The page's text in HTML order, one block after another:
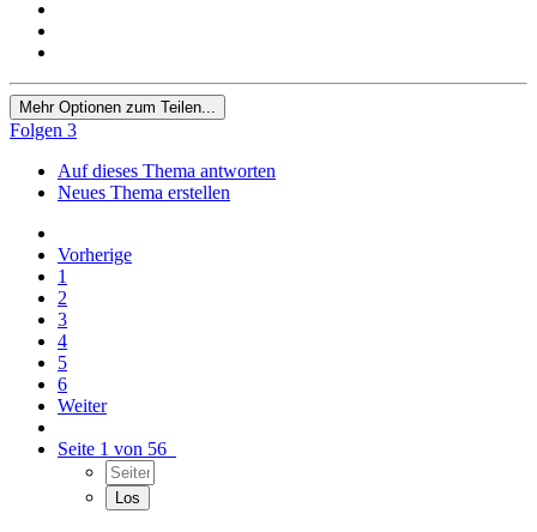
Mehr Optionen zum Teilen...
Folgen 3
Auf dieses Thema antworten
Neues Thema erstellen
Vorherige
1
2
3
4
5
6
Weiter
Seite 1 von 56